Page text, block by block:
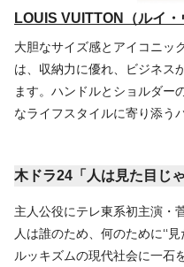
LOUIS VUITTON（ルイ
大胆なサイズ感とアイコニッ
は、収納力に優れ、ビジネス
ます。ハンドルとショルダー
なライフスタイルに寄り添う
木ドラ24「人は見た目じ
主人公役にテレ東系初主演・
人は誰のため、何のために‘‘見
ルッキズムの現代社会に一石